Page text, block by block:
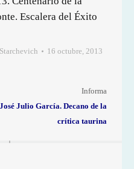
Escalera del Éxito
16 octubre, 2013
Informa
José Julio García. Decano de la
crítica taurina